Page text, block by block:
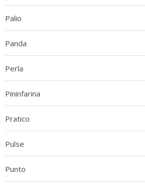
Palio
Panda
Perla
Pininfarina
Pratico
Pulse
Punto